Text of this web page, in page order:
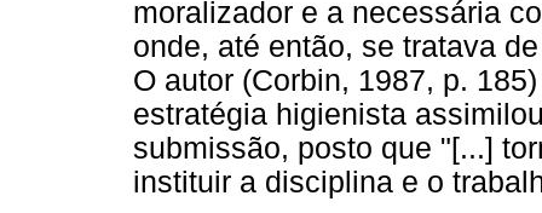
moralizador e a necessária
onde, até então, se tratava
O autor (Corbin, 1987, p.
estratégia higienista
submissão, posto que "[...]
instituir a disciplina e o